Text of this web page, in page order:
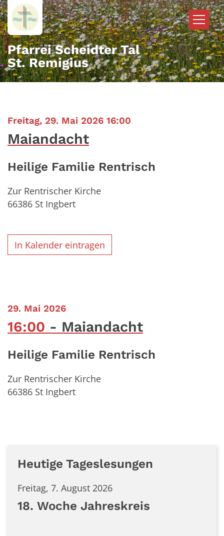
Zum Inhalt springen
Pfarrei Scheidter Tal
St. Remigius
Freitag, 29. Mai 2026 16:00
Maiandacht
Heilige Familie Rentrisch
Zur Rentrischer Kirche
66386 St Ingbert
In Kalender eintragen
29. Mai 2026:
16:00 Maiandacht
Heilige Familie Rentrisch
Zur Rentrischer Kirche
66386 St Ingbert
Heutige Tageslesungen
Freitag, 7. August 2026
18. Woche Jahreskreis